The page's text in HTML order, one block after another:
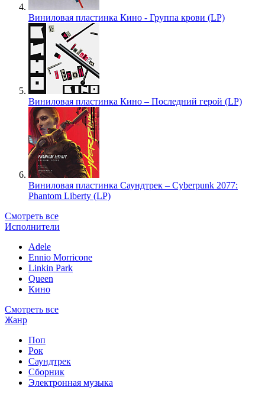
Виниловая пластинка Кино - Группа крови (LP)
Виниловая пластинка Кино – Последний герой (LP)
Виниловая пластинка Саундтрек – Cyberpunk 2077:
Phantom Liberty (LP)
Смотреть все
Исполнители
Adele
Ennio Morricone
Linkin Park
Queen
Кино
Смотреть все
Жанр
Поп
Рок
Саундтрек
Сборник
Электронная музыка